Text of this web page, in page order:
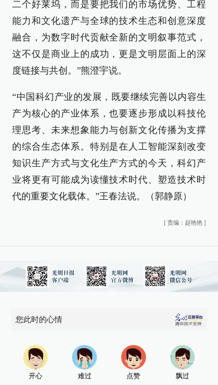
二个好莱坞，而是要把我们的市场优势、工程
能力和文化遗产与全球的技术生态和创意深度
融合，为数字时代贡献全新的文明叙事范式，
这不仅是商业上的成功，更是文明层面上的深
度链接与共创。”熊澄宇说。
“中国科幻产业的发展，既要继续完善以内容生
产为核心的产业体系，也要逐步形成以科技伦
理思考、未来想象能力与创新文化传播为支撑
的综合生态体系。特别是在人工智能深刻改变
知识生产方式与文化生产方式的今天，科幻产
业将更有可能成为读懂技术时代、塑造技术时
代的重要文化载体。”王春法说。（郭静原）
[ 责编：赵艳艳 ]
您此时的心情
开心 难过 点赞 飘过